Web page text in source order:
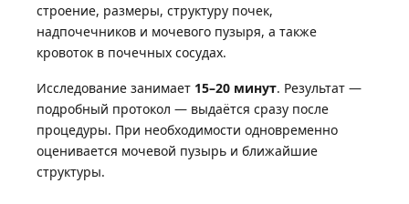
строение, размеры, структуру почек,
надпочечников и мочевого пузыря, а также
кровоток в почечных сосудах.
Исследование занимает 15–20 минут. Результат —
подробный протокол — выдаётся сразу после
процедуры. При необходимости одновременно
оценивается мочевой пузырь и ближайшие
структуры.